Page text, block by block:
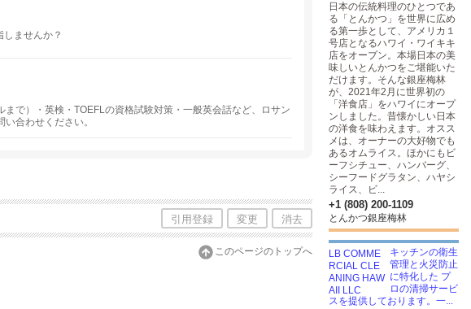
ませんか？
で）・英検・TOEFLの資格試験対策・一般英会話など、ロサン
合わせください。
引用登録 変更 消去
このページのトップへ
日本の伝統料理のひとつであ
る「とんかつ」を世界に広め
る第一歩として、アメリカ１
号店となるハワイ・ワイキキ
店をオープン。本場日本の美
味しいとんかつをご堪能いた
だけます。そんな銀座梅林
が、2021年2月に世界初の
「洋食店」をハワイにオープ
ンしました。昔懐かしい日本
の洋食を味わえます。オスス
メは、オーナーの大好物でも
あるオムライス。ほかにもビ
ーフシチュー、ハンバーグ、
シーフードグラタン、ハヤシ
ライス、ビ...
+1 (808) 200-1109
とんかつ銀座梅林
キッチンの衛生
管理と火災防止
に特化した プ
ロの清掃サービ
スを提供しております。一...